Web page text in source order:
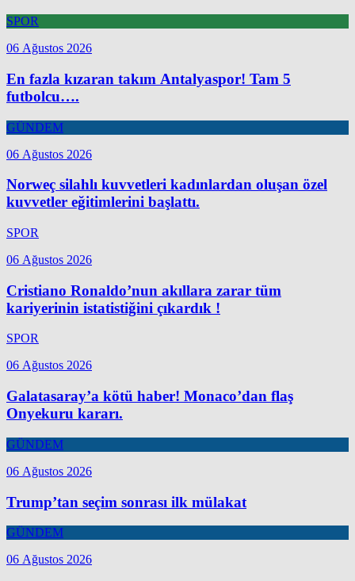
SPOR
06 Ağustos 2026
En fazla kızaran takım Antalyaspor! Tam 5
futbolcu….
GÜNDEM
06 Ağustos 2026
Norweç silahlı kuvvetleri kadınlardan oluşan özel
kuvvetler eğitimlerini başlattı.
SPOR
06 Ağustos 2026
Cristiano Ronaldo’nun akıllara zarar tüm
kariyerinin istatistiğini çıkardık !
SPOR
06 Ağustos 2026
Galatasaray’a kötü haber! Monaco’dan flaş
Onyekuru kararı.
GÜNDEM
06 Ağustos 2026
Trump’tan seçim sonrası ilk mülakat
GÜNDEM
06 Ağustos 2026